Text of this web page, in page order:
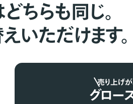
ちらも同じ。
いただけます。
売り上げ
グロー